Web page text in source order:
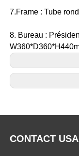
7.Frame : Tube
8. Bureau :
CONTACT USA